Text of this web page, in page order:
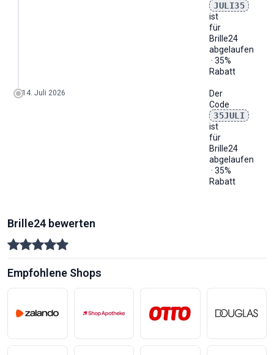
JULI35
ist
für
Brille24
abgelaufen
· 35%
Rabatt
14. Juli 2026
Der
Code
35JULI
ist
für
Brille24
abgelaufen
· 35%
Rabatt
Brille24 bewerten
Empfohlene Shops